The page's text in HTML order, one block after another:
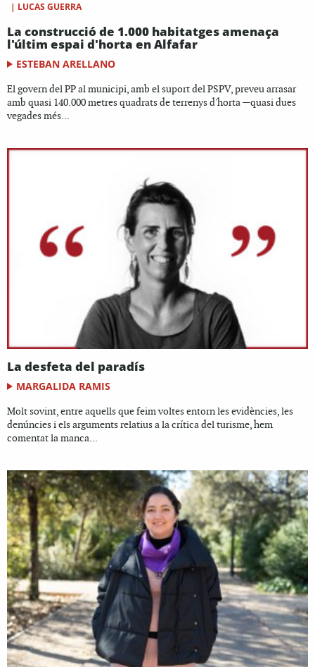
| LUCAS GUERRA
La construcció de 1.000 habitatges amenaça
l'últim espai d'horta en Alfafar
ESTEBAN ARELLANO
El govern del PP al municipi, amb el suport del PSPV, preveu arrasar
amb quasi 140.000 metres quadrats de terrenys d'horta —quasi dues
vegades més...
La desfeta del paradís
MARGALIDA RAMIS
Molt sovint, entre aquells que feim voltes entorn les evidències, les
denúncies i els arguments relatius a la crítica del turisme, hem
comentat la manca...